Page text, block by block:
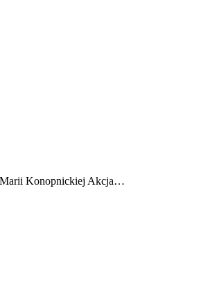
Marii Konopnickiej Akcja…